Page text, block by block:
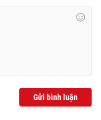
Gửi bình luận